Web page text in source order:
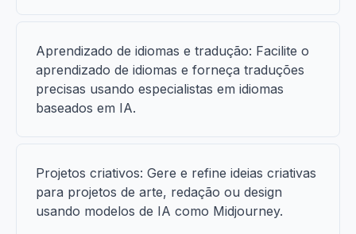
Aprendizado de idiomas e tradução: Facilite o
aprendizado de idiomas e forneça traduções
precisas usando especialistas em idiomas
baseados em IA.
Projetos criativos: Gere e refine ideias criativas
para projetos de arte, redação ou design
usando modelos de IA como Midjourney.